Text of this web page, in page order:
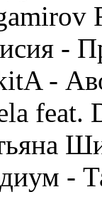
-
-
feat.
-